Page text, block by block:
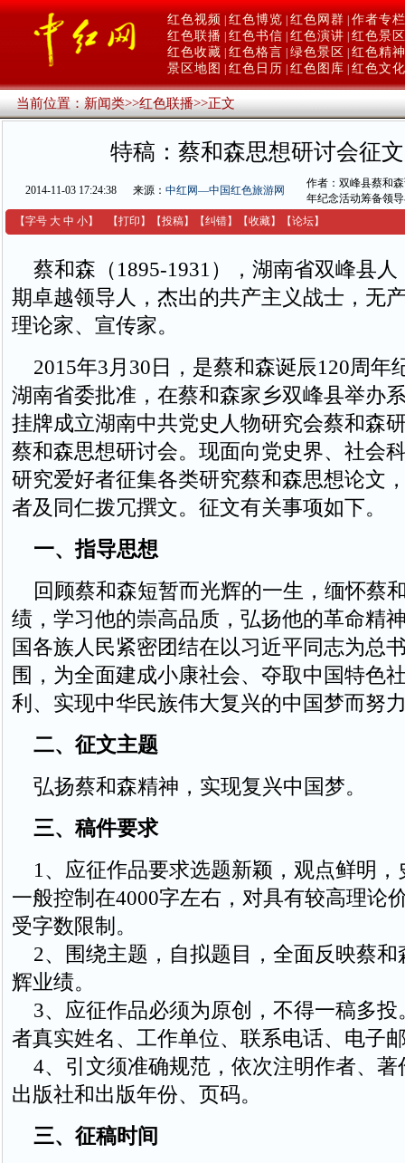
红色视频 红色博览 红色网群 作者专栏
红色联播 红色书信 红色演讲 红色景区
红色收藏 红色格言 绿色景区
红色精神
景区地图
红色日历 红色图库 红色文化
当前位置：新闻类>>红色联播>>正文
特稿：蔡和森思想研讨会征
2014-11-03 17:24:38 来源： 中红网—中国红色旅游网
作者：双峰县蔡和
年纪念活动筹备领
【字号 大 中 小】 【打印 】 【投稿】 【纠错】 【收藏】 【论坛】
蔡和森（1895-1931），湖南省双峰县人
期卓越领导人，杰出的共产主义战士，无
理论家、宣传家。
2015年3月30日，是蔡和森诞辰120周年
湖南省委批准，在蔡和森家乡双峰县举办
挂牌成立湖南中共党史人物研究会蔡和森
蔡和森思想研讨会。现面向党史界、社会
研究爱好者征集各类研究蔡和森思想论文
者及同仁拨冗撰文。征文有关事项如下。
一、指导思想
回顾蔡和森短暂而光辉的一生，缅怀蔡
绩，学习他的崇高品质，弘扬他的革命精
国各族人民紧密团结在以习近平同志为总
围，为全面建成小康社会、夺取中国特色
利、实现中华民族伟大复兴的中国梦而努
二、征文主题
弘扬蔡和森精神，实现复兴中国梦。
三、稿件要求
1、应征作品要求选题新颖，观点鲜明，
一般控制在4000字左右，对具有较高理论
受字数限制。
2、围绕主题，自拟题目，全面反映蔡和
辉业绩。
3、应征作品必须为原创，不得一稿多投
者真实姓名、工作单位、联系电话、电子
4、引文须准确规范，依次注明作者、著
出版社和出版年份、页码。
三、征稿时间